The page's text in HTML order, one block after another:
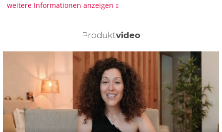
weitere Informationen anzeigen
Produktvideo